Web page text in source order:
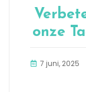
onze
7 juni, 2025